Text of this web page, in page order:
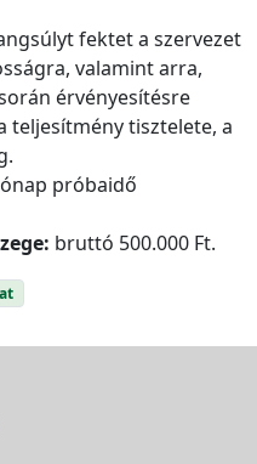
fektet a szervezet
valamint arra,
érvényesítésre
teljesítmény tisztelete, a
próbaidő
bruttó 500.000 Ft.